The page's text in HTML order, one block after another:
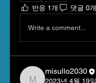
반응 1개 댓글 0개
Write a comment...
misullo2030
2023년 4월 19일